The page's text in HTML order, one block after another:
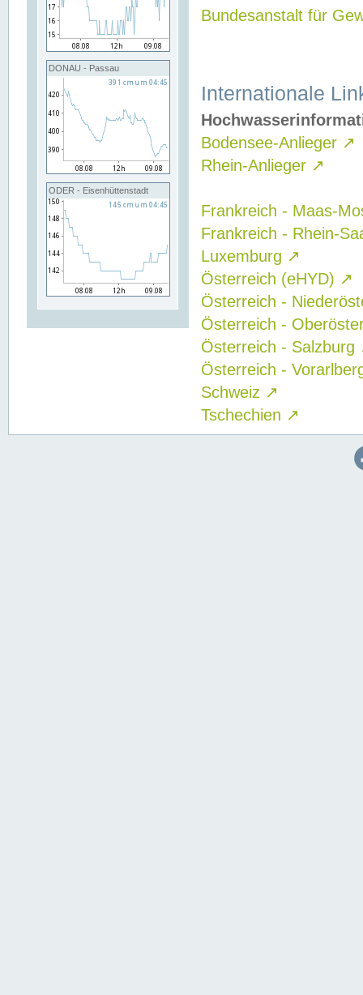
DONAU - Passau
ODER - Eisenhüttenstadt
Bundesanstalt für
Internationale
Bodensee-Anlieger ↗
Rhein-Anlieger ↗
Frankreich - Maas-
Frankreich - Rhein-
Luxemburg ↗
Österreich (eHYD) ↗
Österreich -
Österreich -
Österreich - Salzburg
Österreich -
Schweiz ↗
Tschechien ↗